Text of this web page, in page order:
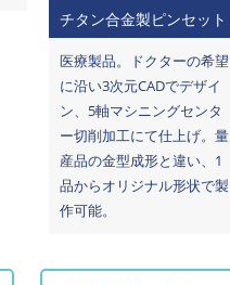
チタン合金製ピンセット
医療製品。ドクターの希望
に沿い3次元CADでデザイ
ン、5軸マシニングセンタ
ー切削加工にて仕上げ。量
産品の金型成形と違い、1
品からオリジナル形状で製
作可能。